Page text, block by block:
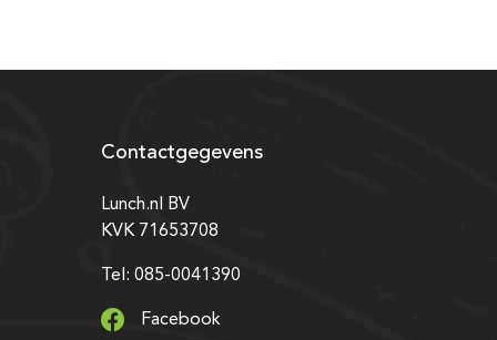
Contactgegevens
Lunch.nl BV
KVK 71653708
Tel: 085-0041390
Facebook